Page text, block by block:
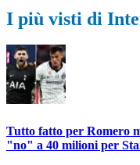
I più visti di
Tutto fatto per Romero
"no" a 40 milioni per